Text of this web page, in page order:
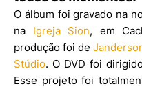
O álbum foi gravado na
na Igreja Sion, em
produção foi de
Stúdio. O DVD foi
Esse projeto foi